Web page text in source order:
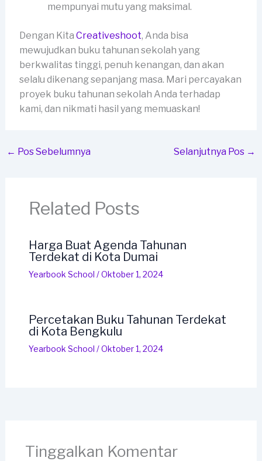
mempunyai mutu yang maksimal.
Dengan Kita Creativeshoot, Anda bisa
mewujudkan buku tahunan sekolah yang
berkwalitas tinggi, penuh kenangan, dan akan
selalu dikenang sepanjang masa. Mari percayakan
proyek buku tahunan sekolah Anda terhadap
kami, dan nikmati hasil yang memuaskan!
← Pos Sebelumnya Selanjutnya Pos →
Related Posts
Harga Buat Agenda Tahunan
Terdekat di Kota Dumai
Yearbook School /Oktober 1, 2024
Percetakan Buku Tahunan Terdekat
di Kota Bengkulu
Yearbook School /Oktober 1, 2024
Tinggalkan Komentar